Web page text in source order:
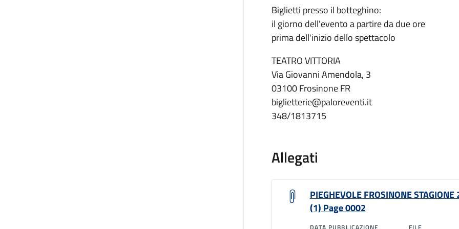
Biglietti presso il botteghino:
il giorno dell'evento a partire da due ore
prima dell'inizio dello spettacolo
TEATRO VITTORIA
Via Giovanni Amendola, 3
03100 Frosinone FR
biglietterie@paloreventi.it
348/1813715
Allegati
PIEGHEVOLE FROSINONE
(1) Page 0002